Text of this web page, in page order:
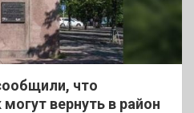
что
вернуть в район